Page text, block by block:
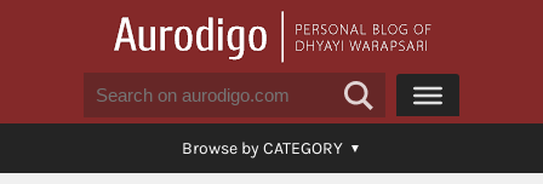
Browse by CATEGORY